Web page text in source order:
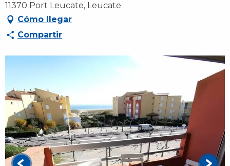
11370 Port Leucate, Leucate
Cómo llegar
Compartir